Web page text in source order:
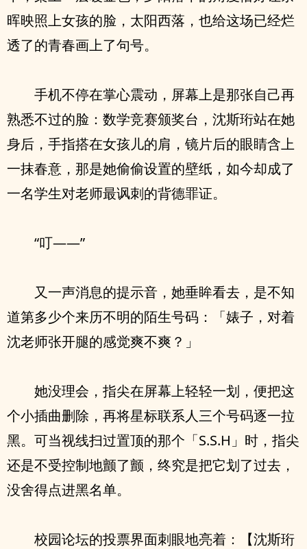
晖映照上女孩的脸，太阳西落，也给这场已经烂
透了的青春画上了句号。
手机不停在掌心震动，屏幕上是那张自己再
熟悉不过的脸：数学竞赛颁奖台，沈斯珩站在她
身后，手指搭在女孩儿的肩，镜片后的眼睛含上
一抹春意，那是她偷偷设置的壁纸，如今却成了
一名学生对老师最讽刺的背德罪证。
“叮——”
又一声消息的提示音，她垂眸看去，是不知
道第多少个来历不明的陌生号码：「婊子，对着
沈老师张开腿的感觉爽不爽？」
她没理会，指尖在屏幕上轻轻一划，便把这
个小插曲删除，再将星标联系人三个号码逐一拉
黑。可当视线扫过置顶的那个「S.S.H」时，指尖
还是不受控制地颤了颤，终究是把它划了过去，
没舍得点进黑名单。
校园论坛的投票界面刺眼地亮着：【沈斯珩